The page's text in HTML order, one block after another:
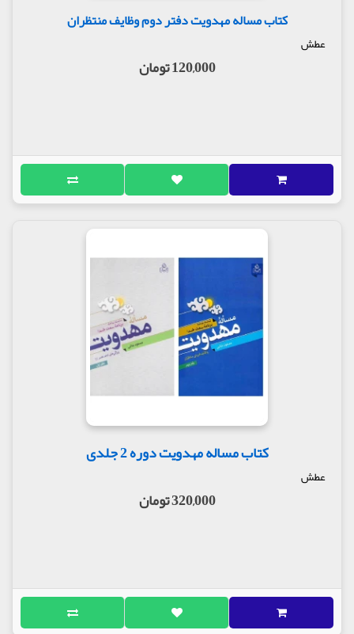
کتاب مساله مهدویت دفتر دوم وظایف منتظران
عطش
120,000 تومان
کتاب مساله مهدویت دوره 2 جلدی
عطش
320,000 تومان